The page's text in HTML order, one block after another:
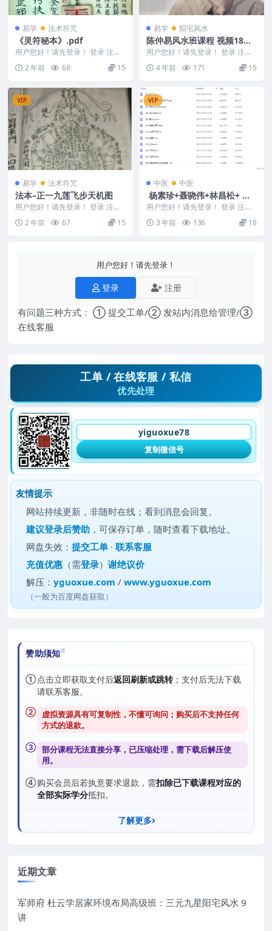
易学 法术符咒
《灵符秘本》.pdf
用户您好！请先登录！ 登录 注册
2 年前 68 15
易学 阳宅风水
陈仲易风水班课程 视频18集
+风水资料文档
用户您好！请先登录！ 登录 注册
陈仲易风水班课程18视频+7资料
编号：222...
4 年前 171 15
VIP
易学 法术符咒
法本–正一九莲飞步天机图
用户您好！请先登录！ 登录 注册
法本–正一九莲飞步天机图 2410...
2 年前 67 15
VIP
中医 中医
杨素珍+聂哓伟+林昌松+ 龚
秋华+杨建涛 王翔 罗萍.等32
7中医方录音文件
用户您好！请先登录！ 登录 注册
经方培训音视频 含痉湿暍病桂枝
茯苓丸消渴小便...
3 年前 136 18
用户您好！请先登录！
登录 注册
有问题三种方式： ① 提交工单/② 发站内消息给管理/③
在线客服
工单 / 在线客服 / 私信
优先处理
yiguoxue78
复制微信号
友情提示
网站持续更新，非随时在线；看到消息会回复。
建议登录后赞助 ，可保存订单，随时查看下载地址。
网盘失效：提交工单 ·联系客服
充值优惠 （需登录）谢绝议价
解压：yguoxue.com /www.yguoxue.com
（一般为百度网盘获取）
赞助须知
①点击立即获取支付后返回刷新或跳转；支付后无法下载
请联系客服。
② 虚拟资源具有可复制性，不懂可询问；购买后不支持任何
方式的退款。
③ 部分课程无法直接分享，已压缩处理，需下载后解压使
用。
④购买会员后若执意要求退款，需扣除已下载课程对应的
全部实际学分抵扣。
了解更多
近期文章
军师府 杜云学居家环境布局高级班：三元九星阳宅风水 9
讲